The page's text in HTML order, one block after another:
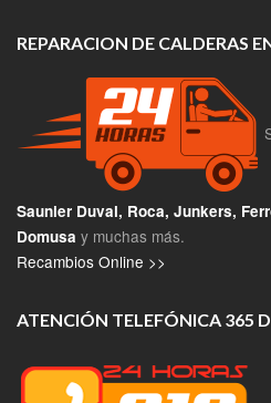
REPARACION DE CALDERAS
Saunier Duval, Roca, Junkers,
Domusa y muchas más.
Recambios Online >>
ATENCIÓN TELEFÓNICA 365